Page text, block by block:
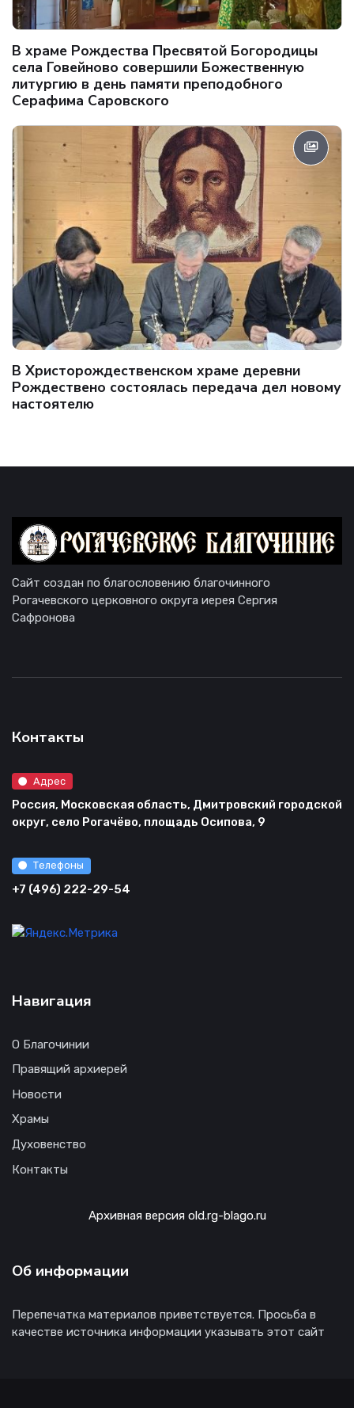
В храме Рождества Пресвятой Богородицы
села Говейново совершили Божественную
литургию в день памяти преподобного
Серафима Саровского
В Христорождественском храме деревни
Рождествено состоялась передача дел новому
настоятелю
Сайт создан по благословению благочинного
Рогачевского церковного округа иерея Сергия
Сафронова
Контакты
Адрес
Россия, Московская область, Дмитровский городской
округ, село Рогачёво, площадь Осипова, 9
Телефоны
+7 (496) 222-29-54
Навигация
О Благочинии
Правящий архиерей
Новости
Храмы
Духовенство
Контакты
Архивная версия old.rg-blago.ru
Об информации
Перепечатка материалов приветствуется. Просьба в
качестве источника информации указывать этот сайт